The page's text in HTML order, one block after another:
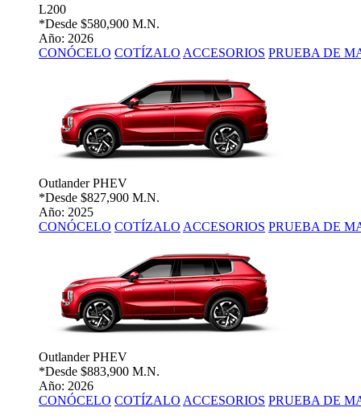
L200
*Desde $580,900 M.N.
Año: 2026
CONÓCELO COTÍZALO ACCESORIOS PRUEBA DE
Outlander PHEV
*Desde $827,900 M.N.
Año: 2025
CONÓCELO COTÍZALO ACCESORIOS PRUEBA DE
Outlander PHEV
*Desde $883,900 M.N.
Año: 2026
CONÓCELO COTÍZALO ACCESORIOS PRUEBA DE